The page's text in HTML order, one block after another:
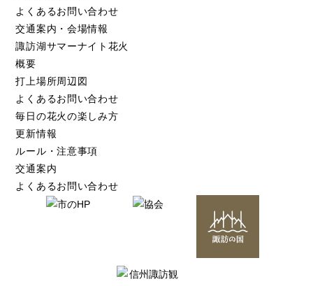
よくあるお問い合わせ
交通案内・会場情報
諏訪湖サマーナイト花火
概要
打上場所周辺図
よくあるお問い合わせ
毎日の花火の楽しみ方
更新情報
ルール・注意事項
交通案内
よくあるお問い合わせ